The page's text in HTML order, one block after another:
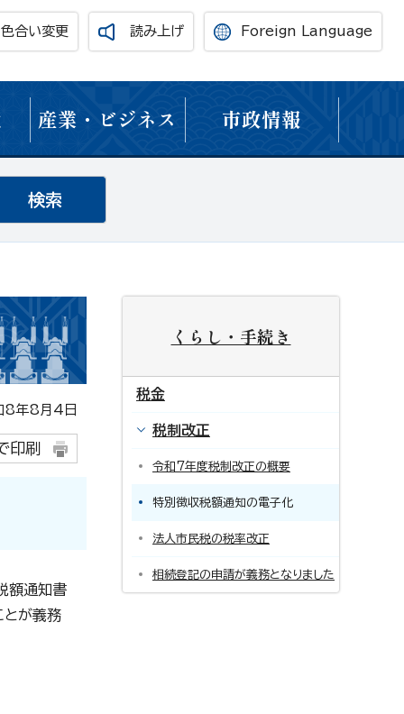
色合い変更 読み上げ Foreign Language
産業・ビジネス 市政情報
年8月4日
印刷
額通知書
とが義務
くらし・手続き
税金
税制改正
令和7年度税制改正の概要
特別徴収税額通知の電子化
法人市民税の税率改正
相続登記の申請が義務となりました